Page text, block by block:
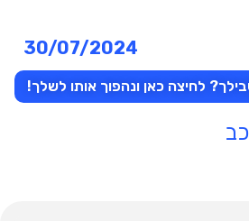
30/07/2024
לחיצה כאן ונהפוך אותו לשלך!